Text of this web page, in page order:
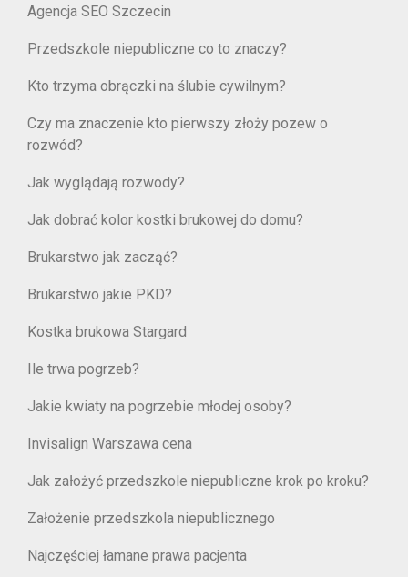
Agencja SEO Szczecin
Przedszkole niepubliczne co to znaczy?
Kto trzyma obrączki na ślubie cywilnym?
Czy ma znaczenie kto pierwszy złoży pozew o
rozwód?
Jak wyglądają rozwody?
Jak dobrać kolor kostki brukowej do domu?
Brukarstwo jak zacząć?
Brukarstwo jakie PKD?
Kostka brukowa Stargard
Ile trwa pogrzeb?
Jakie kwiaty na pogrzebie młodej osoby?
Invisalign Warszawa cena
Jak założyć przedszkole niepubliczne krok po kroku?
Założenie przedszkola niepublicznego
Najczęściej łamane prawa pacjenta